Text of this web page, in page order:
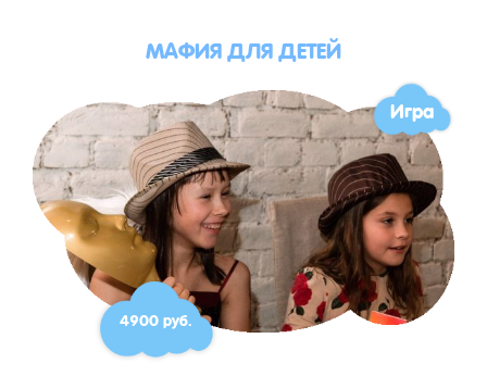
МАФИЯ ДЛЯ ДЕТЕЙ
Игра
4900 руб.